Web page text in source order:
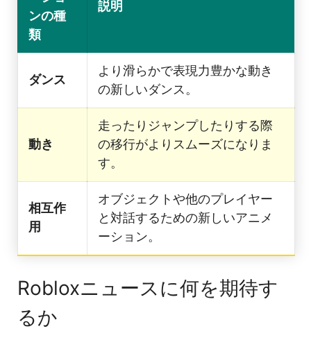
ンの種
類
説明
ダンス
より滑らかで表現力豊かな動き
の新しいダンス。
動き
走ったりジャンプしたりする際
の移行がよりスムーズになりま
す。
相互作
用
オブジェクトや他のプレイヤー
と対話するための新しいアニメ
ーション。
Robloxニュースに何を期待す
るか